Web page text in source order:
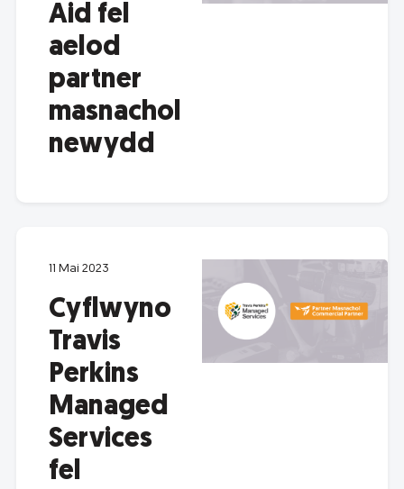
Aid fel
aelod
partner
masnachol
newydd
11 Mai 2023
Cyflwyno
Travis
Perkins
Managed
Services
fel